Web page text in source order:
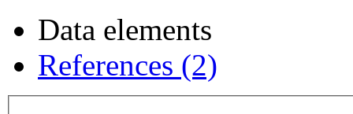
Data elements
References (2)